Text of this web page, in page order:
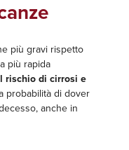
più gravi rispetto
più rapida
rischio di cirrosi e
probabilità di dover
anche in